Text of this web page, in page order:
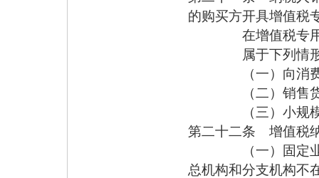
的购买方开具增值税
在增值税专用发
属于下列情形之
（一）向消费者
（二）销售货物
（三）小规模纳
第二十二条 增值税
（一）固定业户
总机构和分支机构不